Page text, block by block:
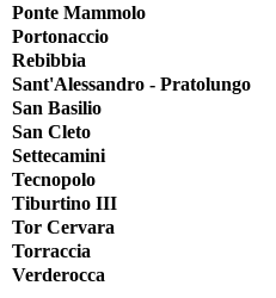
Ponte Mammolo
Portonaccio
Rebibbia
Sant'Alessandro - Pratolungo
San Basilio
San Cleto
Settecamini
Tecnopolo
Tiburtino III
Tor Cervara
Torraccia
Verderocca